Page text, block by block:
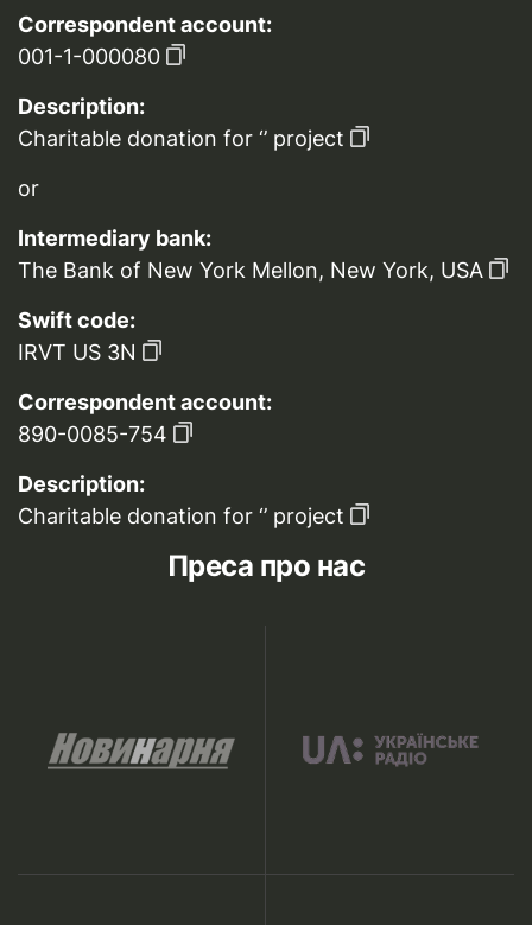
Correspondent account:
001-1-000080
Description:
Charitable donation for ‘’ project
or
Intermediary bank:
The Bank of New York Mellon, New York, USA
Swift code:
IRVT US 3N
Correspondent account:
890-0085-754
Description:
Charitable donation for ‘’ project
Преса про нас